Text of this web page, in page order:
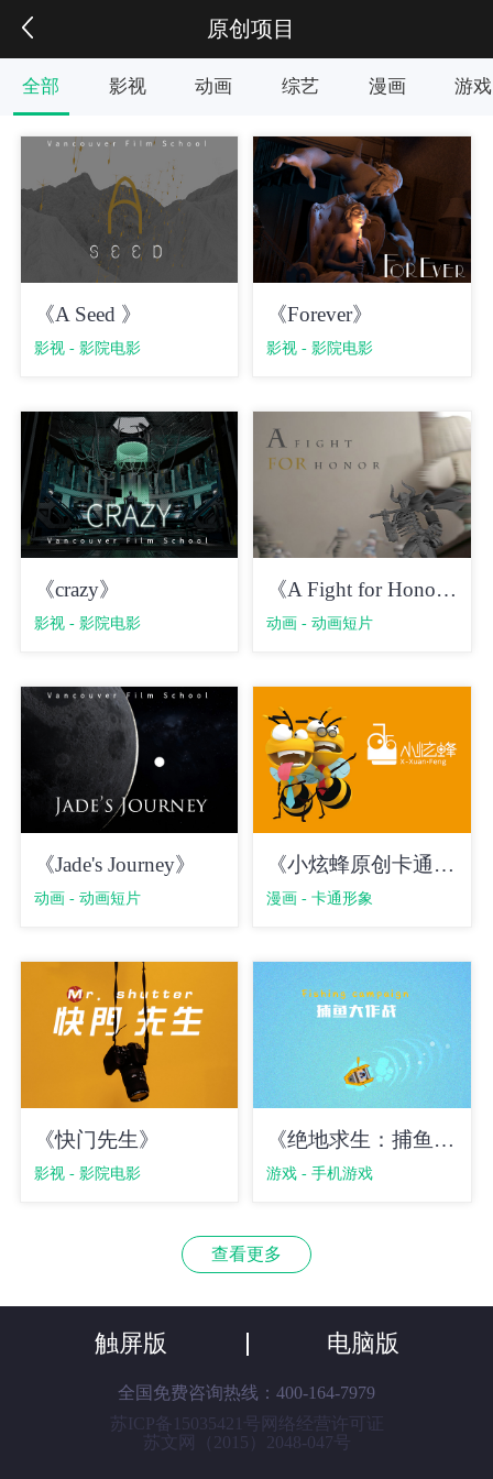
原创项目
全部 影视 动画 综艺 漫画 游戏
《A Seed 》
影视 - 影院电影
《Forever》
影视 - 影院电影
《crazy》
影视 - 影院电影
《A Fight for Honor》
动画 - 动画短片
《Jade's Journey》
动画 - 动画短片
《小炫蜂原创卡通形象》
漫画 - 卡通形象
《快门先生》
影视 - 影院电影
《绝地求生：捕鱼大作战》
游戏 - 手机游戏
查看更多
触屏版 电脑版
全国免费咨询热线： 400-164-7979
苏ICP备15035421号网络经营许可证
苏文网（2015）2048-047号